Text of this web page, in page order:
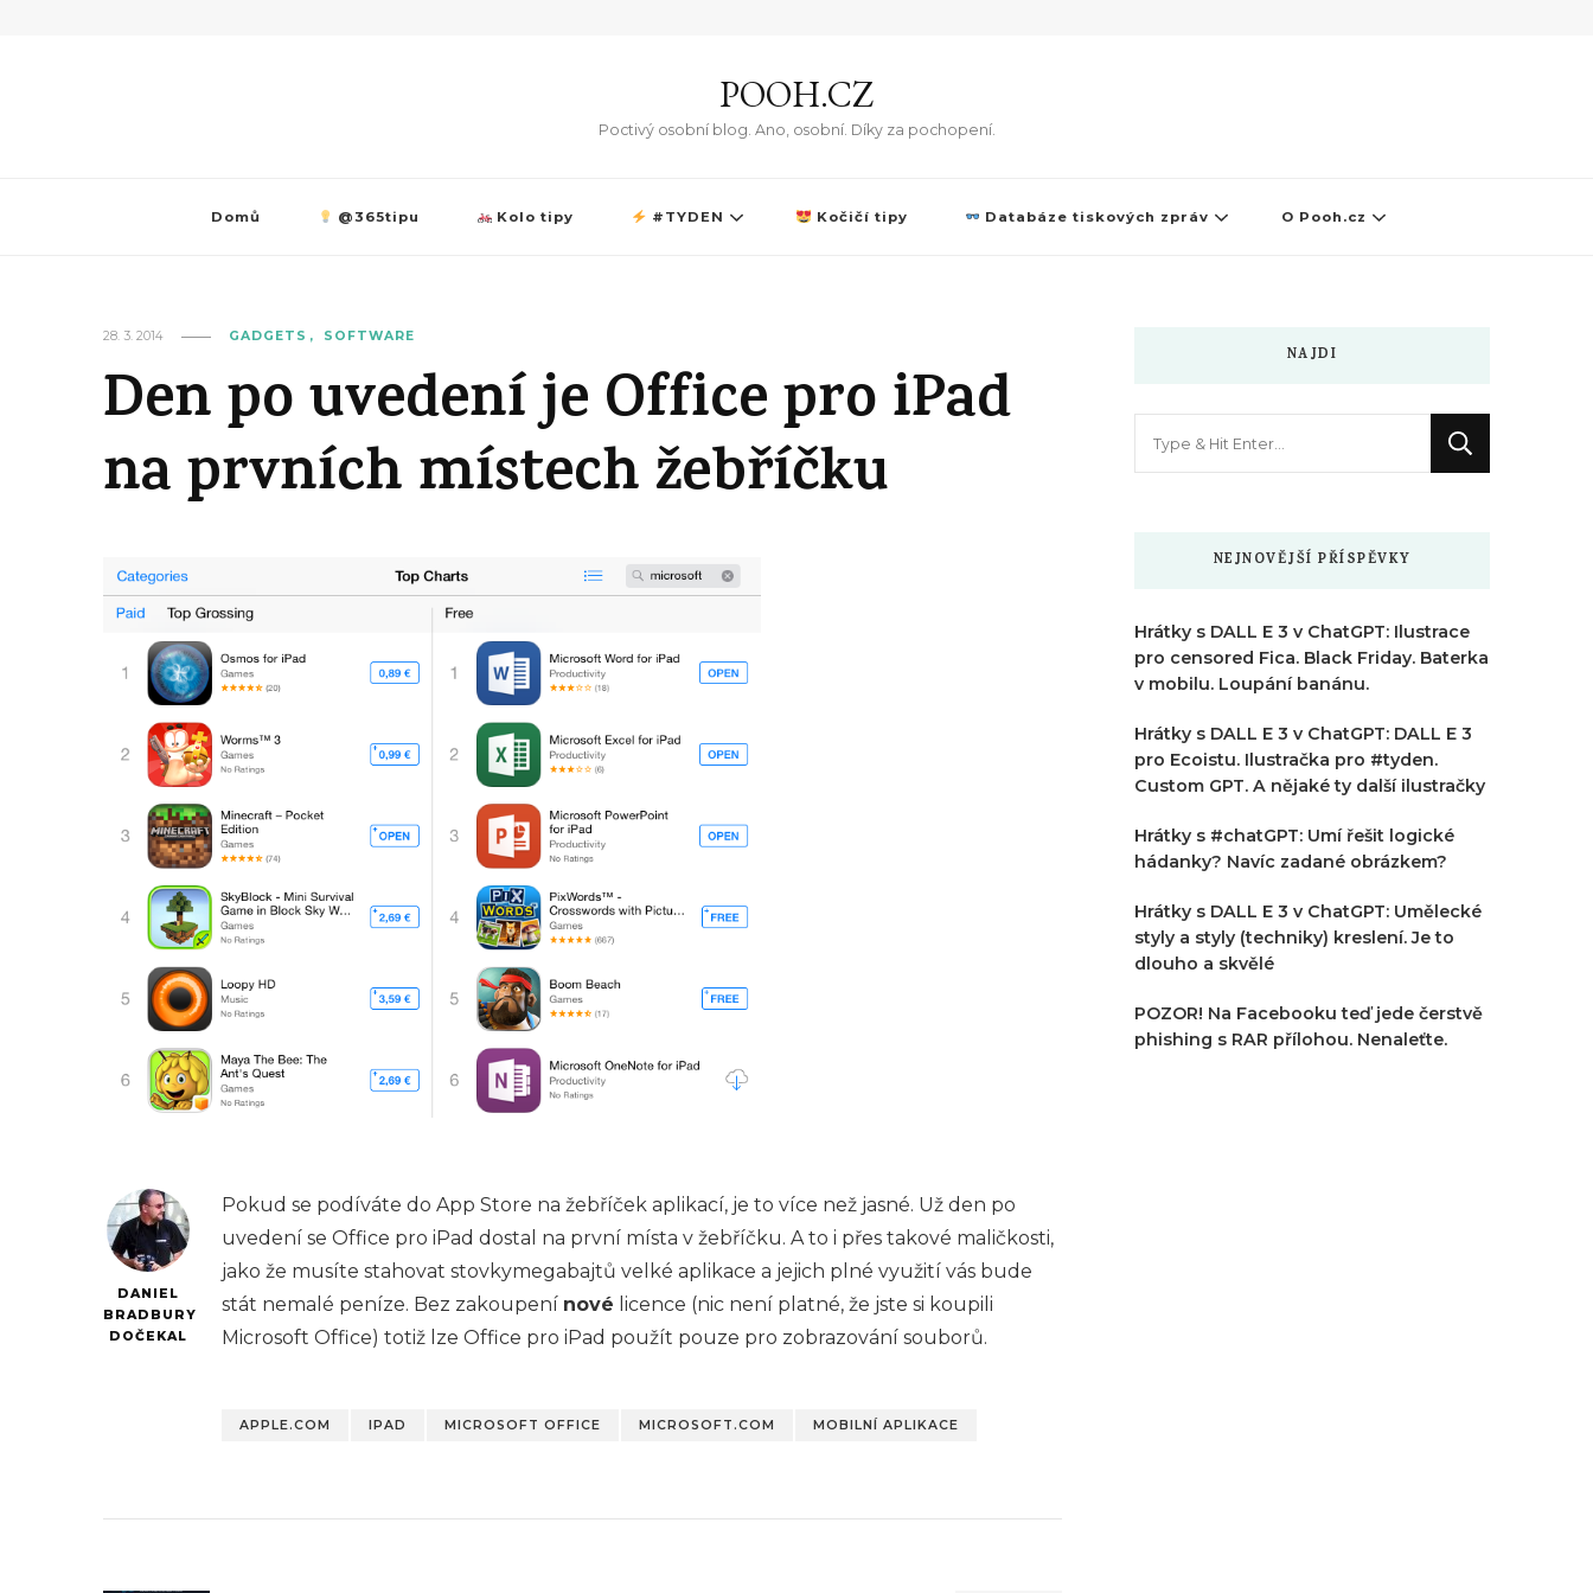
POOH.CZ
Poctivý osobní blog. Ano, osobní. Díky za pochopení.
Domů @365tipu Kolo tipy #TYDEN Kočičí tipy Databáze tiskových zpráv O Pooh.cz
28. 3. 2014 GADGETS SOFTWARE
Den po uvedení je Office pro iPad
na prvních místech žebříčku
DANIEL
BRADBURY
DOČEKAL
Pokud se podíváte do App Store na žebříček aplikací, je to více než jasné. Už den po
uvedení se Office pro iPad dostal na první místa v žebříčku. A to i přes takové maličkosti,
jako že musíte stahovat stovkymegabajtů velké aplikace a jejich plné využití vás bude
stát nemalé peníze. Bez zakoupení nové licence (nic není platné, že jste si koupili
Microsoft Office) totiž lze Office pro iPad použít pouze pro zobrazování souborů.
APPLE.COM IPAD MICROSOFT OFFICE MICROSOFT.COM MOBILNÍ APLIKACE
NAJDI
NEJNOVĚJŠÍ PŘÍSPĚVKY
Hrátky s DALL E 3 v ChatGPT: Ilustrace
pro censored Fica. Black Friday. Baterka
v mobilu. Loupání banánu.
Hrátky s DALL E 3 v ChatGPT: DALL E 3
pro Ecoistu. Ilustračka pro #tyden.
Custom GPT. A nějaké ty další ilustračky
Hrátky s #chatGPT: Umí řešit logické
hádanky? Navíc zadané obrázkem?
Hrátky s DALL E 3 v ChatGPT: Umělecké
styly a styly (techniky) kreslení. Je to
dlouho a skvělé
POZOR! Na Facebooku teď jede čerstvě
phishing s RAR přílohou. Nenaleťte.